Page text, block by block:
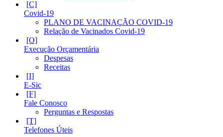
Covid-19
PLANO DE VACINAÇÃO COVID-19
Relação de Vacinados Covid-19
Execução Orçamentária
Despesas
Receitas
E-Sic
Fale Conosco
Perguntas e Respostas
Telefones Úteis